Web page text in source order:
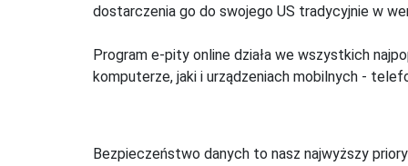
dostarczenia go do swojego US tradycyjnie w
Program e-pity online działa we wszystkich
komputerze, jaki i urządzeniach mobilnych -
Bezpieczeństwo danych to nasz najwyższy